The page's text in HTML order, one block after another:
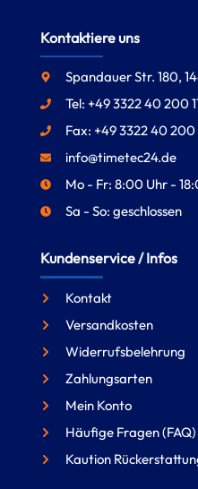
Kontaktiere uns
Spandauer Str. 180,
Tel: +49 3322 40 200
Fax: +49 3322 40 200
info@timetec24.de
Mo - Fr: 8:00 Uhr -
Sa - So: geschlossen
Kundenservice / Infos
Kontakt
Versandkosten
Widerrufsbelehrung
Zahlungsarten
Mein Konto
Häufige Fragen (FAQ)
Kaution